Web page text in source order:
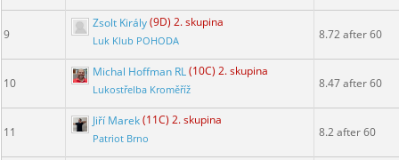
9
Zsolt Király(9D) 2. skupina
Luk Klub POHODA 8.72 after 60
10
Michal Hoffman RL(10C) 2. skupina
Lukostřelba Kroměříž 8.47 after 60
11
Jiří Marek(11C) 2. skupina
Patriot Brno 8.2 after 60